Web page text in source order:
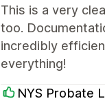
This is a very
too.
incredibly
everything!
NYS Probate